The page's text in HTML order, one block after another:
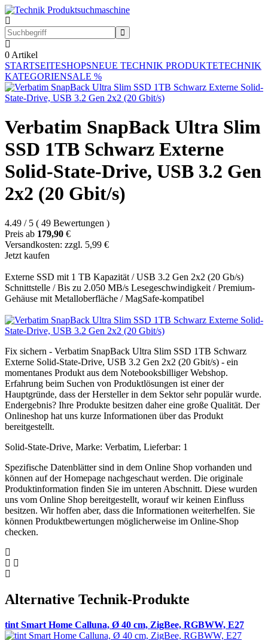
0 Artikel
STARTSEITESHOPSNEUE TECHNIK PRODUKTETECHNIK
KATEGORIENSALE %
Verbatim SnapBack Ultra Slim
SSD 1TB Schwarz Externe
Solid-State-Drive, USB 3.2 Gen
2x2 (20 Gbit/s)
4.49 / 5 ( 49 Bewertungen )
Preis ab 179,90 €
Versandkosten: zzgl. 5,99 €
Jetzt kaufen
Externe SSD mit 1 TB Kapazität / USB 3.2 Gen 2x2 (20 Gb/s)
Schnittstelle / Bis zu 2.050 MB/s Lesegeschwindigkeit / Premium-
Gehäuse mit Metalloberfläche / MagSafe-kompatibel
Fix sichern - Verbatim SnapBack Ultra Slim SSD 1TB Schwarz
Externe Solid-State-Drive, USB 3.2 Gen 2x2 (20 Gbit/s) - ein
momentanes Produkt aus dem Notebooksbilliger Webshop.
Erfahrung beim Suchen von Produktlösungen ist einer der
Hauptgründe, dass der Hersteller in dem Sektor sehr populär wurde.
Endergebnis? Ihre Produkte besitzen daher eine große Qualität. Der
Onlineshop hat uns kurze Informationen über das Produkt
bereitgestellt.
Solid-State-Drive, Marke: Verbatim, Lieferbar: 1
Spezifische Datenblätter sind in dem Online Shop vorhanden und
können auf der Homepage nachgeschaut werden. Die originale
Produktinformation finden Sie im unteren Abschnitt. Diese wurden
uns vom Online Shop bereitgestellt, worauf wir keinen Einfluss
besitzen. Wir hoffen aber, dass die Informationen weiterhelfen. Sie
können Produktbewertungen möglicherweise im Online-Shop
checken.
Alternative Technik-Produkte
tint Smart Home Calluna, Ø 40 cm, ZigBee, RGBWW, E27